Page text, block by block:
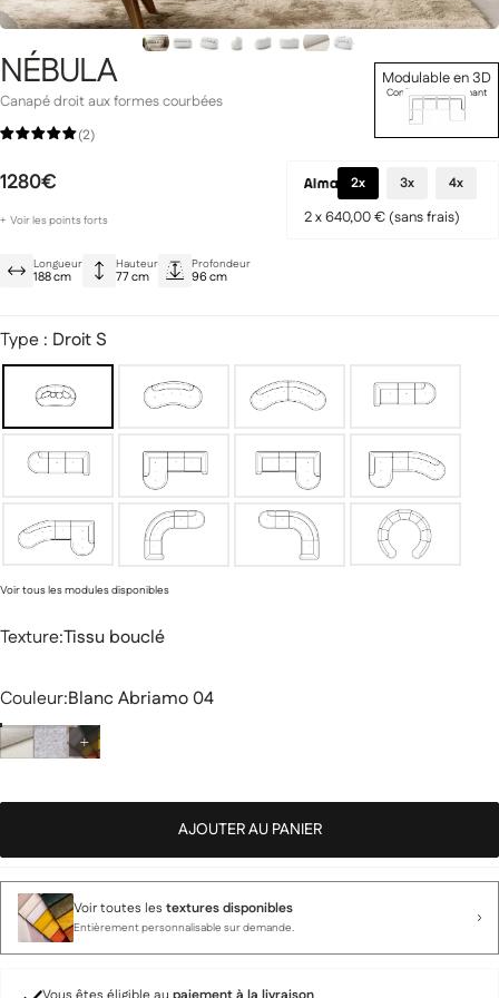
NÉBULA Modulable en 3D
Configurer maintenant
Canapé droit aux formes courbées
(2)
1280€ 2x 3x 4x
2 x 640,00 € (sans frais)
+ Voir les points forts
Tissu bouclette Abriamo durable et résistant
Confort optimal grâce à mousse HR
Longueur
188 cm
Hauteur
77 cm
Profondeur
96 cm
Type : Droit S
Voir tous les modules disponibles
Texture
Texture:Tissu bouclé
Couleur
Couleur:Blanc Abriamo 04
AJOUTER AU PANIER
Voir toutes les textures disponibles
Entièrement personnalisable sur demande.